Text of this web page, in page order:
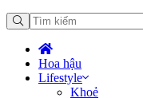
Hoa hậu
Lifestyle
Khoẻ